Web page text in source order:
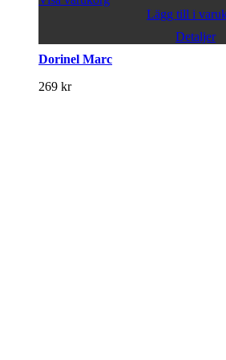
Lägg till i
Detaljer
Dorinel Marc
269 kr